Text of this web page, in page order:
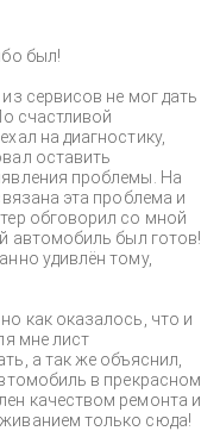
был!
сервисов не мог дать
счастливой
на диагностику,
оставить
проблемы. На
эта проблема и
обговорил со мной
автомобиль был готов!
удивлён тому,
как оказалось, что и
мне лист
а так же объяснил,
в прекрасном
качеством ремонта и
только сюда!